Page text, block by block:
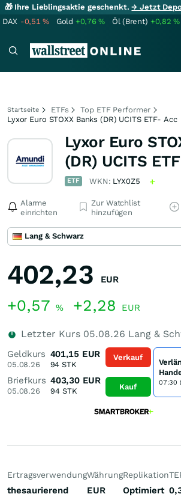
🎁 Ihre Lieblingsaktie geschenkt.→ Jetzt
DAX -0,51% Gold +0,76% Öl (Brent) +0,82%
Startseite ETFs
Top ETF Performer
Lyxor Euro STOXX Banks (DR) UCITS ETF- Acc
Lyxor Euro
(DR) UCITS
ETF WKN: LYX0Z5
Alarme
einrichten
Zur Watchlist
hinzufügen
Lang & Schwarz
402,23 EUR
+0,57 % +2,28 EUR
Letzter Kurs 05.08.26 Lang &
Geldkurs
05.08.26
401,15 EUR
94 STK
Briefkurs
05.08.26
403,30 EUR
94 STK
Verkauf
Kauf 07:30
Ertragsverwendung
thesaurierend
Währung
EUR
Replikation
Optimiert